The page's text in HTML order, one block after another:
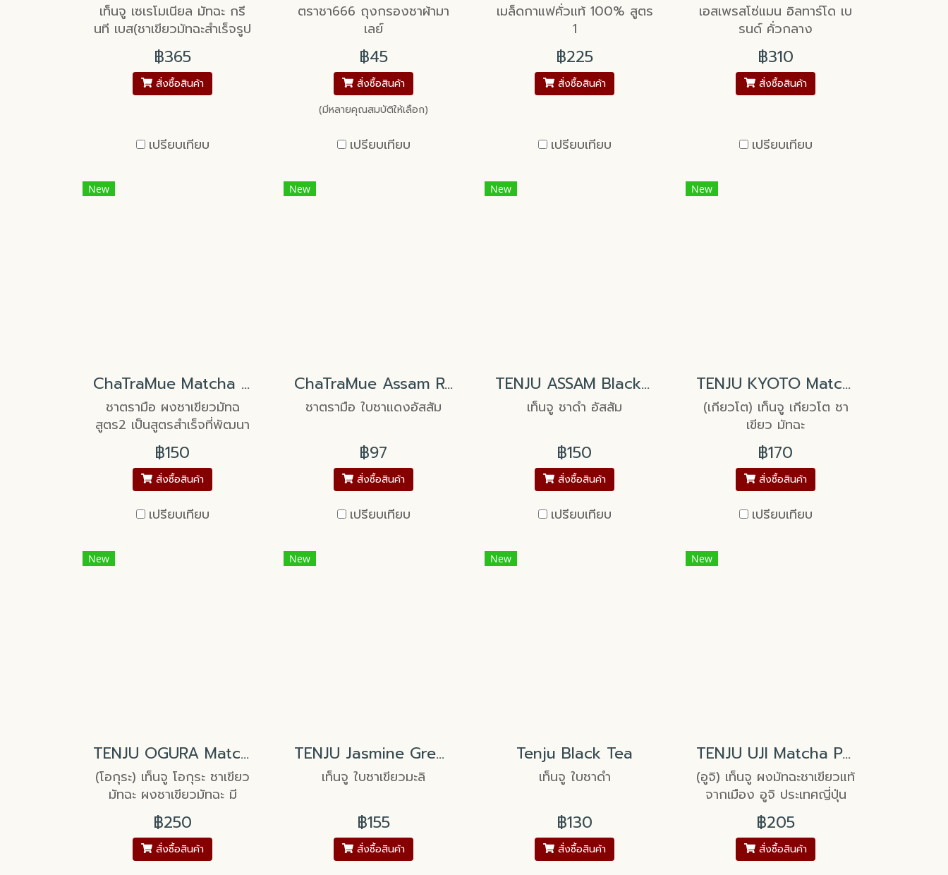
เท็นจู เซเรโมเนียล มัทฉะ กรี
นที เบส(ชาเขียวมัทฉะสำเร็จรูป
ชนิดผง)
฿365
สั่งซื้อสินค้า
เปรียบเทียบ
ตราชา666 ถุงกรองชาผ้ามา
เลย์
฿45
สั่งซื้อสินค้า
(มีหลายคุณสมบัติให้เลือก)
เปรียบเทียบ
เมล็ดกาแฟคั่วแท้ 100% สูตร
1
฿225
สั่งซื้อสินค้า
เปรียบเทียบ
เอสเพรสโซ่แมน อิลทาร์โด เบ
รนด์ คั่วกลาง
฿310
สั่งซื้อสินค้า
เปรียบเทียบ
New
ChaTraMue Matcha Green Tea Formula2
ชาตรามือ ผงชาเขียวมัทฉ
สูตร2 เป็นสูตรสำเร็จที่พัฒนา
ขึ้นเพื่อการชงเครื่องดื่มมัทฉะ
ลาเต้ และทำขนมโดยเฉพาะ ให้
สีเขียวที่สวยงาม และรสชาติ
มัทฉะที่กลมกล่อม
฿150
สั่งซื้อสินค้า
เปรียบเทียบ
New
ChaTraMue Assam Red Tea Leaves ชาตรามือ ใบชาแดงอัสสัม
ชาตรามือ ใบชาแดงอัสสัม
฿97
สั่งซื้อสินค้า
เปรียบเทียบ
New
TENJU ASSAM Black tea
เท็นจู ชาดำ อัสสัม
฿150
สั่งซื้อสินค้า
เปรียบเทียบ
New
TENJU KYOTO Matcha Green Tea Powder
(เกียวโต) เท็นจู เกียวโต ชา
เขียว มัทฉะ
฿170
สั่งซื้อสินค้า
เปรียบเทียบ
New
TENJU OGURA Matcha Green Tea Powder
(โอกุระ) เท็นจู โอกุระ ชาเขียว
มัทฉะ ผงชาเขียวมัทฉะ มี
รสชาติเข้มข้นและสีเขียวสดใส
บดละเอียด เหมาะสำหรับใช้ชง
เครื่องดื่มมัทฉะลาเต้ สมูทตี้
หรือใช้เป็นวัตถุดิบในการทำ
฿250
สั่งซื้อสินค้า
New
TENJU Jasmine Green Tea
เท็นจู ใบชาเขียวมะลิ
฿155
สั่งซื้อสินค้า
New
Tenju Black Tea
เท็นจู ใบชาดำ
฿130
สั่งซื้อสินค้า
New
TENJU UJI Matcha Powder
(อูจิ) เท็นจู ผงมัทฉะชาเขียวแท้
จากเมือง อูจิ ประเทศญี่ปุ่น
฿205
สั่งซื้อสินค้า